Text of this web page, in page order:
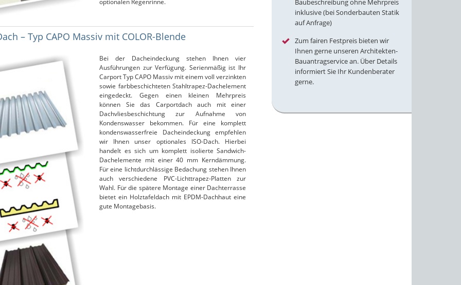
optionalen Regenrinne.
– Typ CAPO Massiv mit COLOR-Blende
Bei der Dacheindeckung stehen Ihnen vier
Ausführungen zur Verfügung. Serienmäßig ist Ihr
Carport Typ CAPO Massiv mit einem voll verzinkten
sowie farbbeschichteten Stahltrapez-Dachelement
eingedeckt. Gegen einen kleinen Mehrpreis
können Sie das Carportdach auch mit einer
Dachvliesbeschichtung zur Aufnahme von
Kondenswasser bekommen. Für eine komplett
kondenswasserfreie Dacheindeckung empfehlen
wir Ihnen unser optionales ISO-Dach. Hierbei
handelt es sich um komplett isolierte Sandwich-
Dachelemente mit einer 40 mm Kerndämmung.
Für eine lichtdurchlässige Bedachung stehen Ihnen
auch verschiedene PVC-Lichttrapez-Platten zur
Wahl. Für die spätere Montage einer Dachterrasse
bietet ein Holztafeldach mit EPDM-Dachhaut eine
gute Montagebasis.
Baubeschreibung ohne Mehrpreis
inklusive (bei Sonderbauten Statik
auf Anfrage)
Zum fairen Festpreis bieten wir
Ihnen gerne unseren Architekten-
Bauantragservice an. Über Details
informiert Sie Ihr Kundenberater
gerne.